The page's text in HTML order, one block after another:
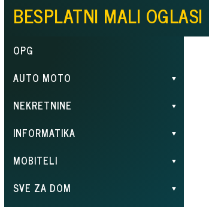
BESPLATNI MALI OGLASI
OPG
AUTO MOTO
NEKRETNINE
INFORMATIKA
MOBITELI
SVE ZA DOM